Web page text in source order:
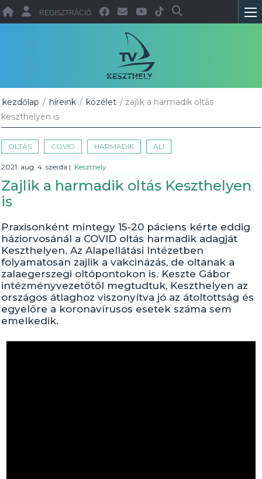
REGISZTRÁCIÓ
kezdőlap / híreink / közélet / zajlik a harmadik oltás
keszthelyen is
OLTÁS COVID HARMADIK ALI
2021. aug. 4. szerda | Keszthely
Zajlik a harmadik oltás Keszthelyen
is
Praxisonként mintegy 15-20 páciens kérte eddig
háziorvosánál a COVID oltás harmadik adagját
Keszthelyen. Az Alapellátási Intézetben
folyamatosan zajlik a vakcinázás, de oltanak a
zalaegerszegi oltópontokon is. Keszte Gábor
intézményvezetőtől megtudtuk, Keszthelyen az
országos átlaghoz viszonyítva jó az átoltottság és
egyelőre a koronavírusos esetek száma sem
emelkedik.